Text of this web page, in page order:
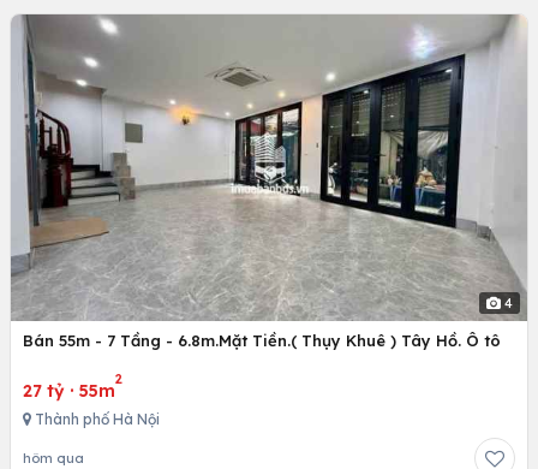
4
Bán 55m - 7 Tầng - 6.8m.Mặt Tiền.( Thụy Khuê ) Tây Hồ. Ô tô
27 tỷ · 55m
2
Thành phố Hà Nội
hôm qua